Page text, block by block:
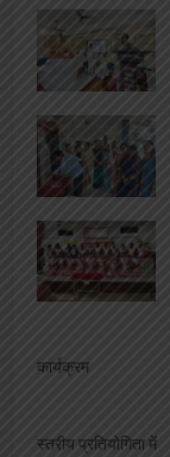
कार्यक्रम
स्तरीय प्रतियोगिता में